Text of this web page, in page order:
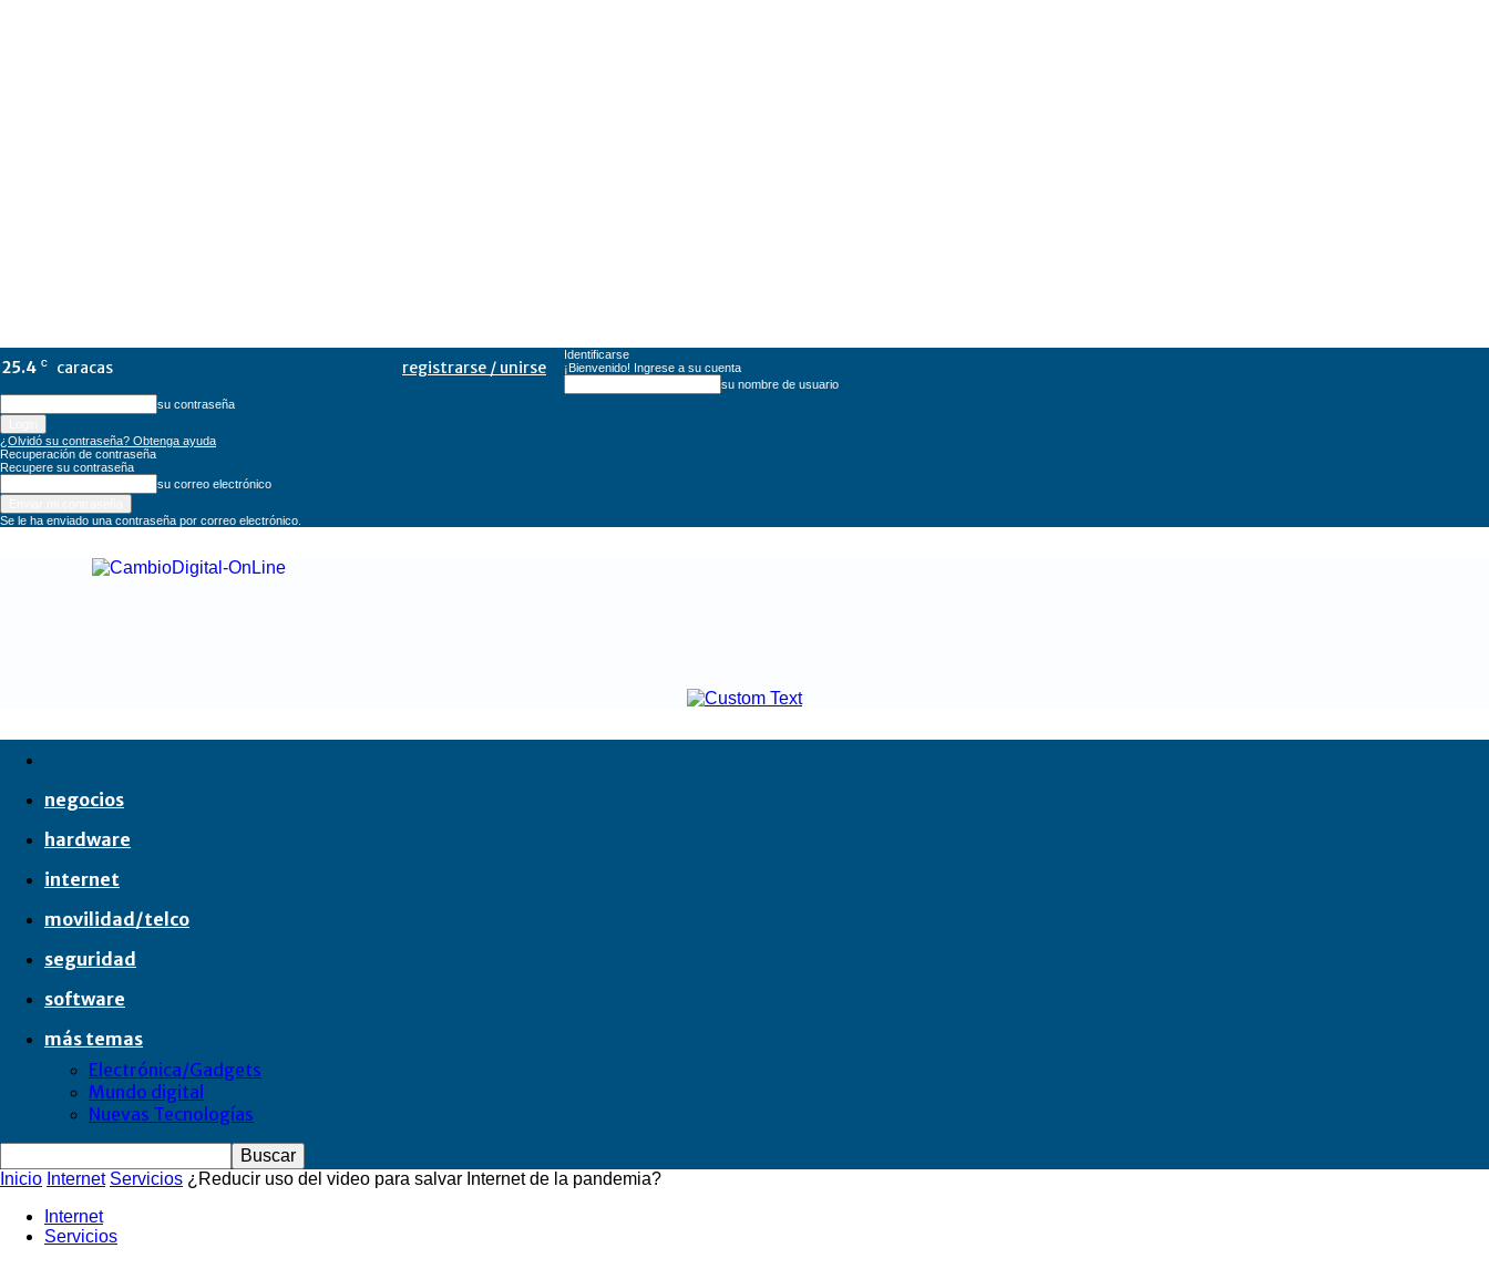
25.4 C caracas registrarse / unirse
Identificarse
¡Bienvenido! Ingrese a su cuenta
su nombre de usuario
su contraseña
¿Olvidó su contraseña? Obtenga ayuda
Recuperación de contraseña
Recupere su contraseña
su correo electrónico
Se le ha enviado una contraseña por correo electrónico.
CambioDigital
negocios
hardware
internet
movilidad/telco
seguridad
software
más temas
Electrónica/Gadgets
Mundo digital
Nuevas Tecnologías
Inicio Internet Servicios ¿Reducir uso del video para salvar Internet de la pandemia?
Internet
Servicios